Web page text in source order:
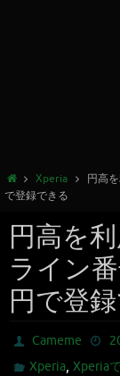
Xperia
円高
で登録できる
円高を
ライン
円で登
Cameme
Xperia,Xperia